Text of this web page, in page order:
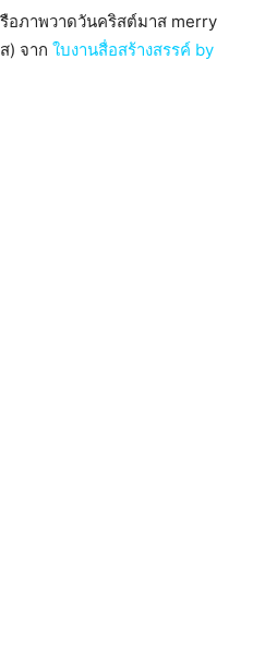
อภาพวาดวันคริสต์มาส merry
) จาก ใบงานสื่อสร้างสรรค์ by